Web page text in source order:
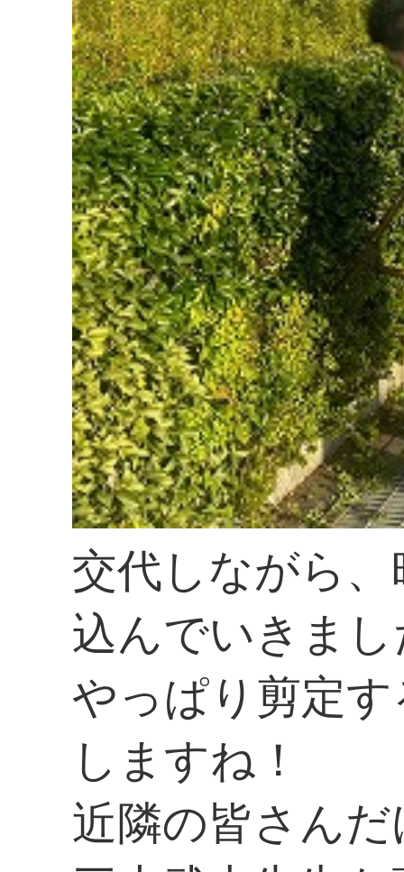
交代しながら
込んでいきま
やっぱり剪定
しますね！
近隣の皆さん